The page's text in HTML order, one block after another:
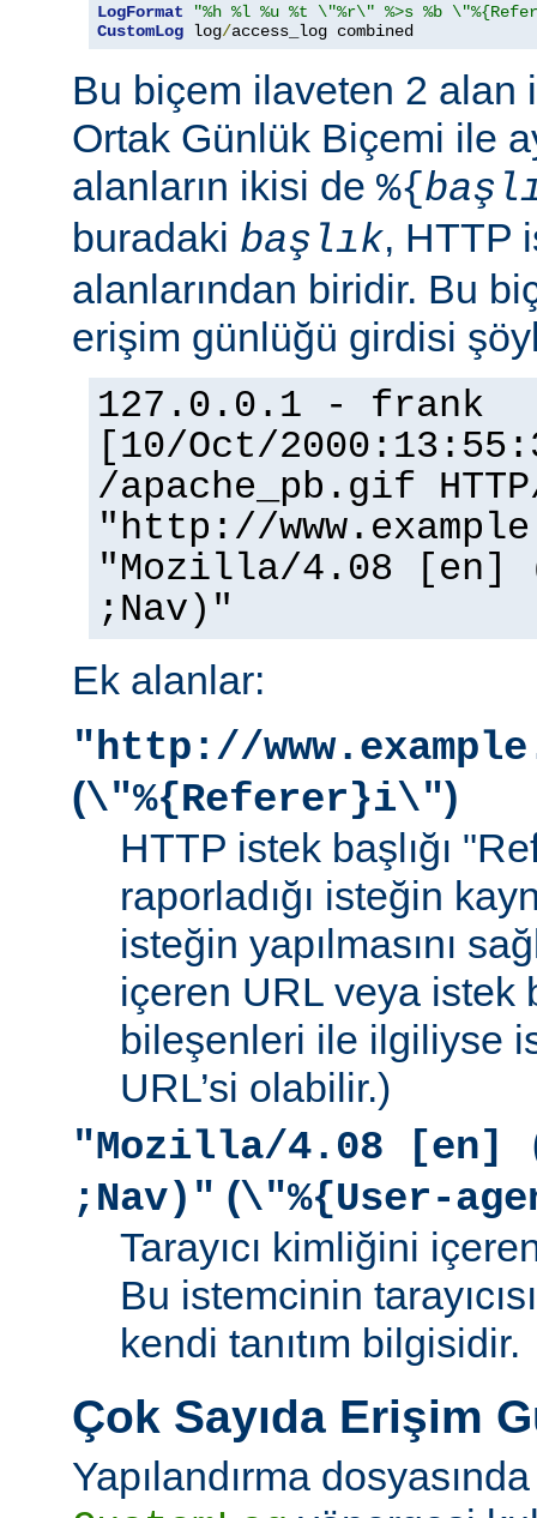
LogFormat
"%h %l %u %t \"%r\" %>s %b
CustomLog log/access_log combined
Bu biçem ilaveten 2 alan
Ortak Günlük Biçemi ile
alanların ikisi de %{
buradaki başlık, HTTP
alanlarından biridir. Bu
erişim günlüğü girdisi
127.0.0.1 - frank
[10/Oct/
/apache_pb.gif
"http://
"Mozilla/4.08 [en]
;Nav)"
Ek alanlar:
"http://
(\"%{Referer}i\")
HTTP istek başlığı
raporladığı isteğin
isteğin yapılmasını
içeren URL veya istek
bileşenleri ile ilgiliyse
URL’si olabilir.)
"Mozilla/4.08 [en]
;Nav)" (\"%{User-
Tarayıcı kimliğini
Bu istemcinin
kendi tanıtım bilgisidir.
Çok Sayıda Erişim
Yapılandırma